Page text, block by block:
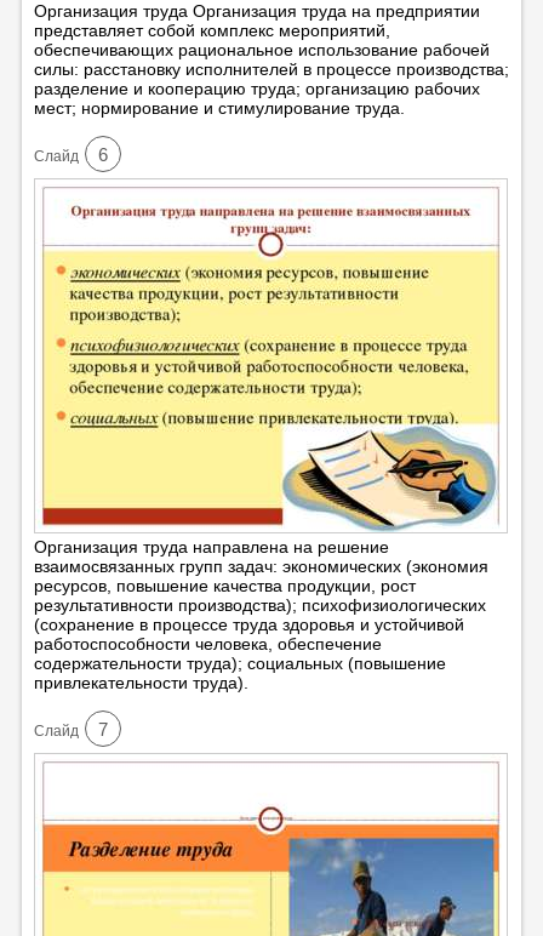
Организация труда Организация труда на предприятии
представляет собой комплекс мероприятий,
обеспечивающих рациональное использование рабочей
силы: расстановку исполнителей в процессе производства;
разделение и кооперацию труда; организацию рабочих
мест; нормирование и стимулирование труда.
Cлайд 6
Организация труда направлена на решение
взаимосвязанных групп задач: экономических (экономия
ресурсов, повышение качества продукции, рост
результативности производства); психофизиологических
(сохранение в процессе труда здоровья и устойчивой
работоспособности человека, обеспечение
содержательности труда); социальных (повышение
привлекательности труда).
Cлайд 7